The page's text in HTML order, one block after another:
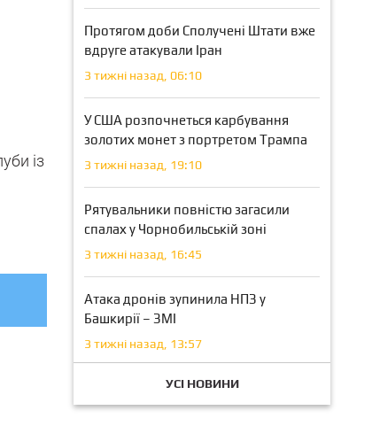
із
Протягом доби Сполучені Штати вже
вдруге атакували Іран
3 тижні назад, 06:10
У США розпочнеться карбування
золотих монет з портретом Трампа
3 тижні назад, 19:10
Рятувальники повністю загасили
спалах у Чорнобильській зоні
3 тижні назад, 16:45
Атака дронів зупинила НПЗ у
Башкирії – ЗМІ
3 тижні назад, 13:57
УСІ НОВИНИ